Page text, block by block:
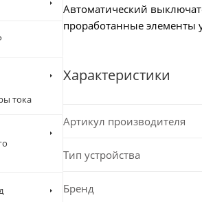
Автоматический
проработанные элементы
Характеристики
Артикул производителя
Тип устройства
Бренд
тока